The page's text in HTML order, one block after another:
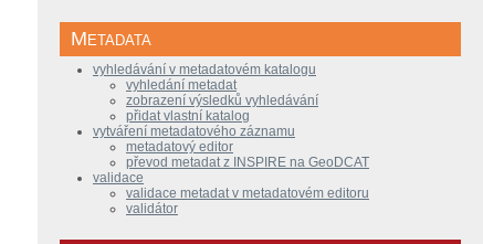
Metadata
vyhledávání v metadatovém katalogu
vyhledání metadat
zobrazení výsledků vyhledávání
přidat vlastní katalog
vytváření metadatového záznamu
metadatový editor
převod metadat z INSPIRE na GeoDCAT
validace
validace metadat v metadatovém editoru
validátor